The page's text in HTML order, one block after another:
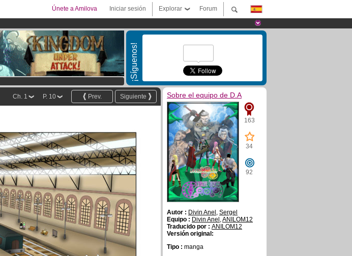
Forum
Explorar
Iniciar sesión
Únete a Amilova
¡Síguenos!
Siguiente
Prev.
P. 10
Ch. 1 Sobre el equipo de D.A
163
34
92
Autor : Divin Anel , Sergel
Equipo : Divin Anel ,ANILOM12
Traducido por : ANILOM12
Versión original:
Tipo : manga